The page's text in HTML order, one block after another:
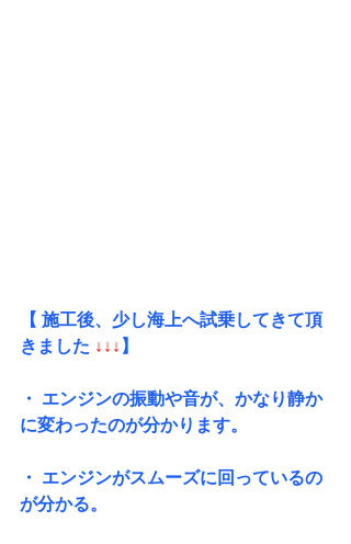
【 施工後、少し海上へ試乗してきて頂
きました ↓↓↓ 】
・ エンジンの振動や音が、かなり静か
に変わったのが分かります。
・ エンジンがスムーズに回っているの
が分かる。